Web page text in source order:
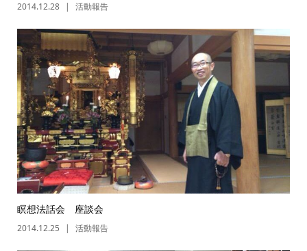
2014.12.28 活動報告
瞑想法話会 座談会
2014.12.25 活動報告